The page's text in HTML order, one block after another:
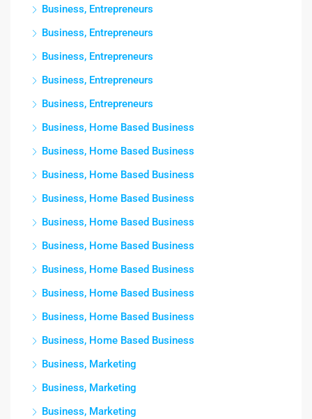
Business, Entrepreneurs
Business, Entrepreneurs
Business, Entrepreneurs
Business, Entrepreneurs
Business, Entrepreneurs
Business, Home Based Business
Business, Home Based Business
Business, Home Based Business
Business, Home Based Business
Business, Home Based Business
Business, Home Based Business
Business, Home Based Business
Business, Home Based Business
Business, Home Based Business
Business, Home Based Business
Business, Marketing
Business, Marketing
Business, Marketing